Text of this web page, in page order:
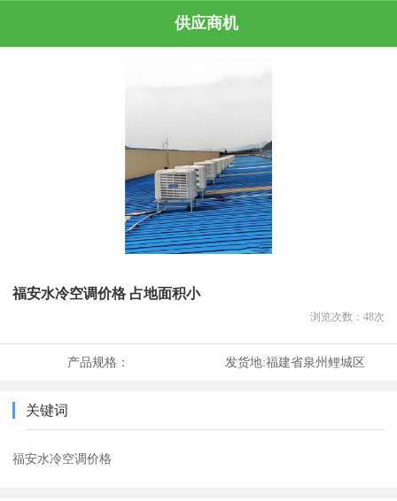
供应商机
福安水冷空调价格 占地面积小
浏览次数： 48次
产品规格： 发货地:福建省泉州鲤城区
关键词
福安水冷空调价格